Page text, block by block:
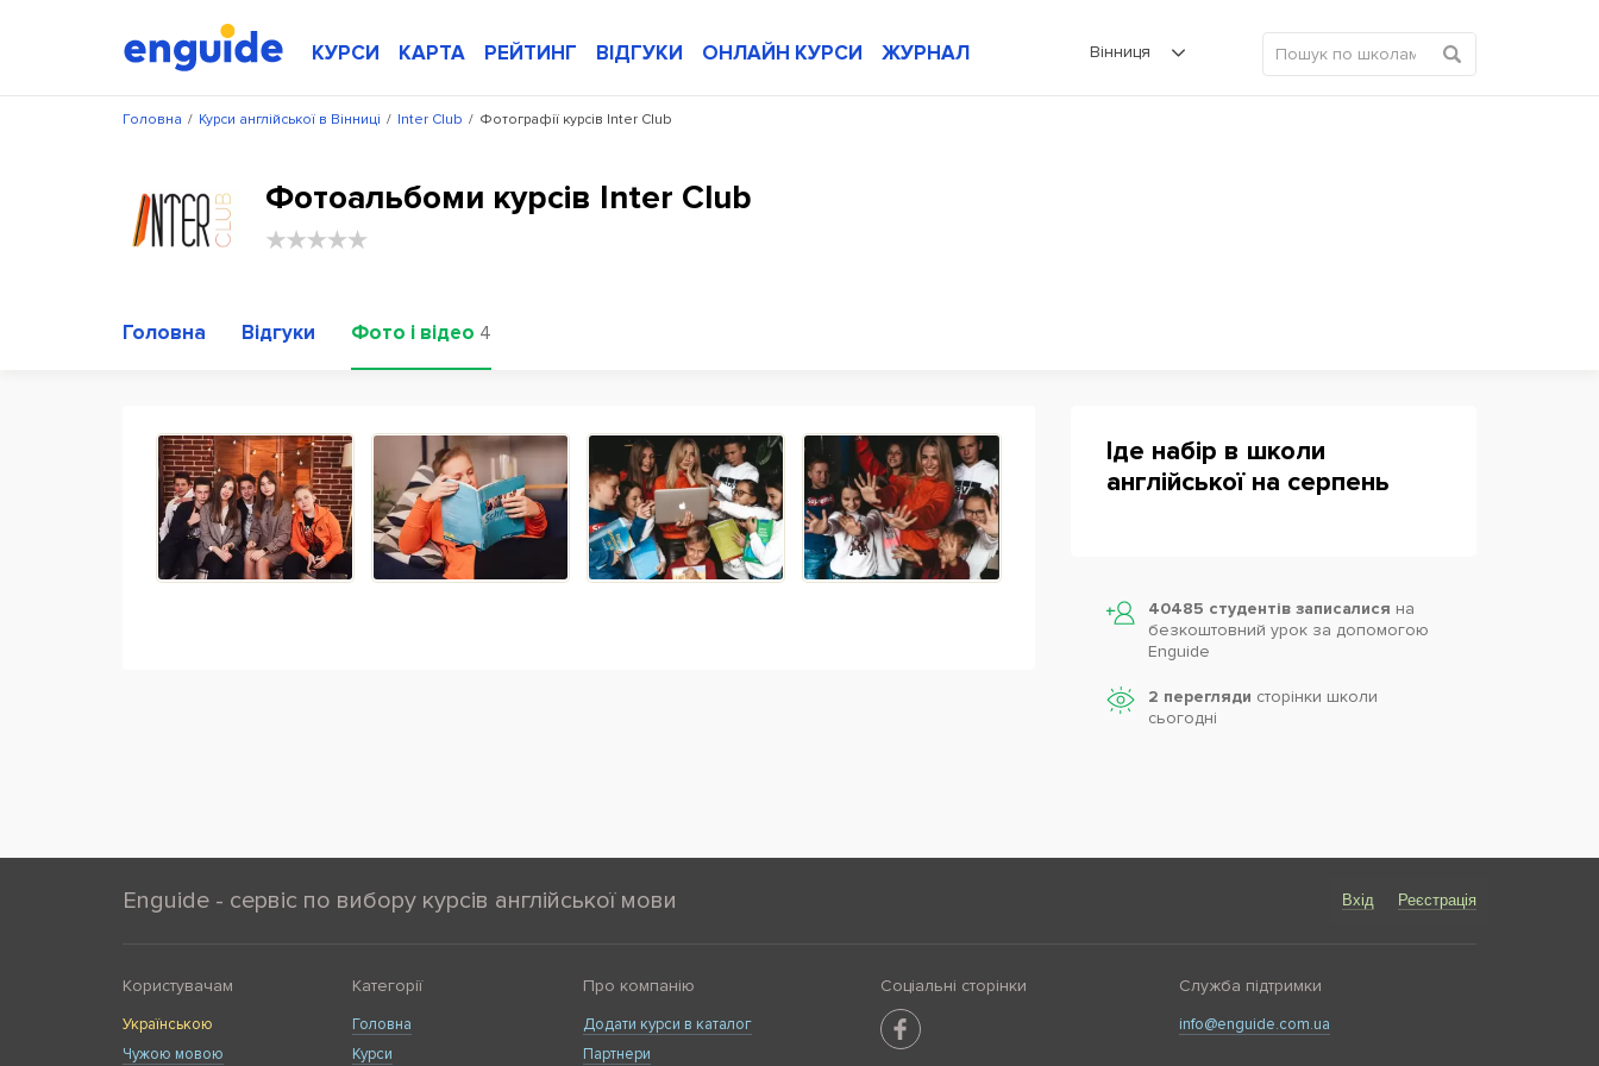
КУРСИ КАРТА РЕЙТИНГ ВІДГУКИ ОНЛАЙН КУРСИ ЖУРНАЛ Вінниця
/
Головна /
Курси англійської в Вінниці /
Inter Club Фотографії курсів Inter Club
Фотоальбоми курсів Inter Club
Головна Відгуки Фото і відео 4
Іде набір в школи
англійської на серпень
40485 студентів записалися на
безкоштовний урок за допомогою
Enguide
2 перегляди сторінки школи
cьогодні
Enguide - сервіс по вибору курсів англійської мови Вхід Реєстрація
Користувачам
Українською
Чужою мовою
Категорії
Головна
Курси
Про компанію
Додати курси в каталог
Партнери
Соціальні сторінки Служба підтримки
info@enguide.com.ua